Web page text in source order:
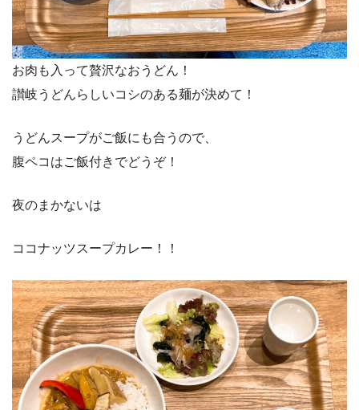
お肉も入って贅沢なおうどん！
讃岐うどんらしいコシのある麺が決めて！
うどんスープがご飯にも合うので、
腹ペコはご飯付きでどうぞ！
夜のまかないは
ココナッツスープカレー！！